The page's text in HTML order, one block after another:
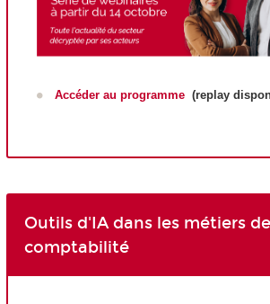
Accéder au programme (replay
Outils d'IA dans les métiers
comptabilité